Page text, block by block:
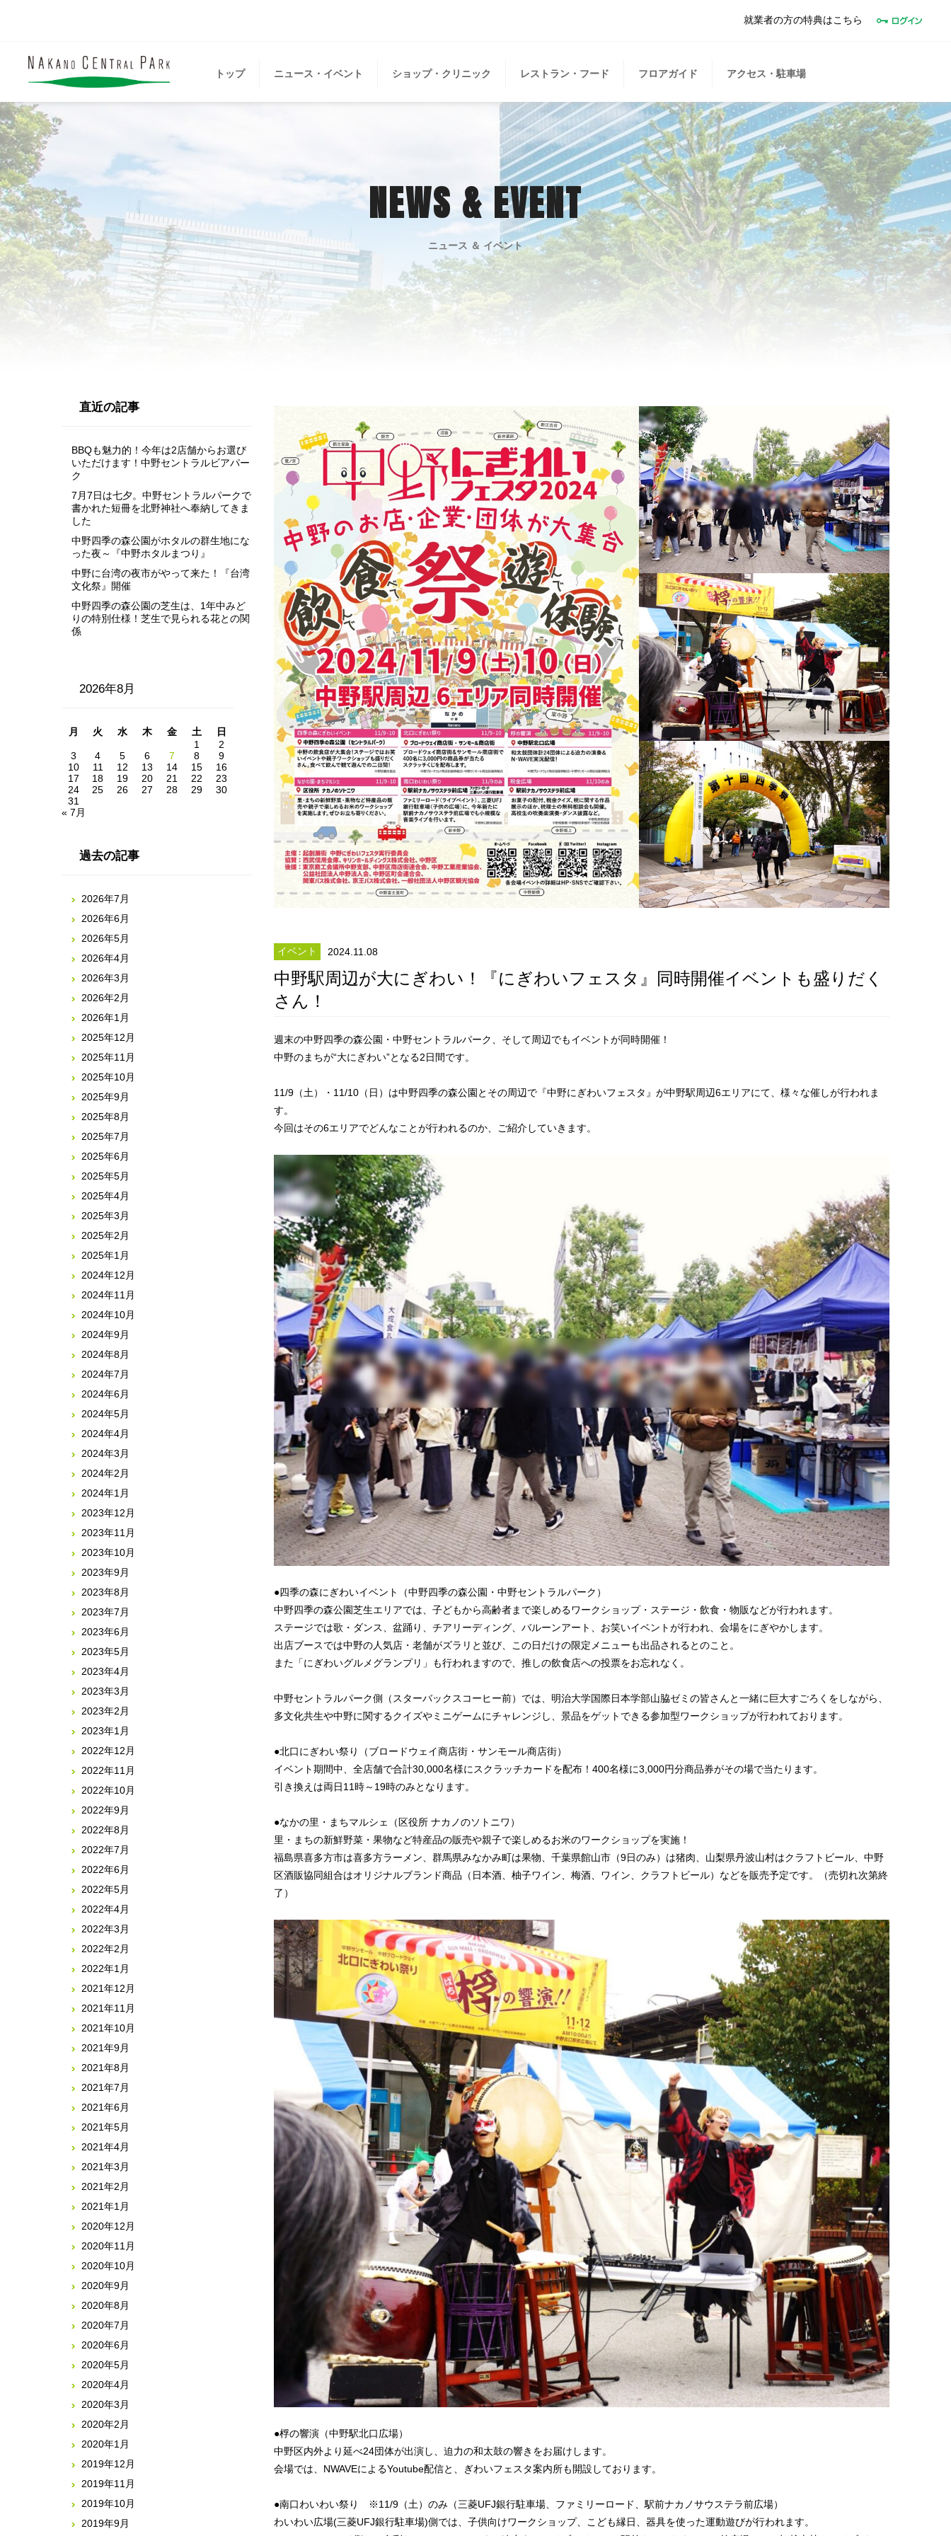
就業者の方の特典はこちら
トップ ニュース・イベント ショップ・クリニック レストラン・フード フロアガイド アクセス・駐車場
NEWS & EVENT
ニュース ＆ イベント
イベント 2024.11.08
中野駅周辺が大にぎわい！『にぎわいフェスタ』同時開催イベントも盛りだく
さん！
週末の中野四季の森公園・中野セントラルパーク、そして周辺でもイベントが同時開催！
中野のまちが“大にぎわい”となる2日間です。
11/9（土）・11/10（日）は中野四季の森公園とその周辺で『中野にぎわいフェスタ』が中野駅周辺6エリアにて、様々な催しが行われま
す。
今回はその6エリアでどんなことが行われるのか、ご紹介していきます。
●四季の森にぎわいイベント（中野四季の森公園・中野セントラルパーク）
中野四季の森公園芝生エリアでは、子どもから高齢者まで楽しめるワークショップ・ステージ・飲食・物販などが行われます。
ステージでは歌・ダンス、盆踊り、チアリーディング、バルーンアート、お笑いイベントが行われ、会場をにぎやかします。
出店ブースでは中野の人気店・老舗がズラリと並び、この日だけの限定メニューも出品されるとのこと。
また「にぎわいグルメグランプリ」も行われますので、推しの飲食店への投票をお忘れなく。
中野セントラルパーク側（スターバックスコーヒー前）では、明治大学国際日本学部山脇ゼミの皆さんと一緒に巨大すごろくをしながら、
多文化共生や中野に関するクイズやミニゲームにチャレンジし、景品をゲットできる参加型ワークショップが行われております。
●北口にぎわい祭り（ブロードウェイ商店街・サンモール商店街）
イベント期間中、全店舗で合計30,000名様にスクラッチカードを配布！400名様に3,000円分商品券がその場で当たります。
引き換えは両日11時～19時のみとなります。
●なかの里・まちマルシェ（区役所 ナカノのソトニワ）
里・まちの新鮮野菜・果物など特産品の販売や親子で楽しめるお米のワークショップを実施！
福島県喜多方市は喜多方ラーメン、群馬県みなかみ町は果物、千葉県館山市（9日のみ）は猪肉、山梨県丹波山村はクラフトビール、中野
区酒販協同組合はオリジナルブランド商品（日本酒、柚子ワイン、梅酒、ワイン、クラフトビール）などを販売予定です。（売切れ次第終
了）
●桴の響演（中野駅北口広場）
中野区内外より延べ24団体が出演し、迫力の和太鼓の響きをお届けします。
会場では、NWAVEによるYoutube配信と、ぎわいフェスタ案内所も開設しております。
●南口わいわい祭り ※11/9（土）のみ（三菱UFJ銀行駐車場、ファミリーロード、駅前ナカノサウステラ前広場）
わいわい広場(三菱UFJ銀行駐車場)側では、子供向けワークショップ、こども縁日、器具を使った運動遊びが行われます。
直近の記事
BBQも魅力的！今年は2店舗からお選び
いただけます！中野セントラルビアパー
ク
7月7日は七夕。中野セントラルパークで
書かれた短冊を北野神社へ奉納してきま
した
中野四季の森公園がホタルの群生地にな
った夜～『中野ホタルまつり』
中野に台湾の夜市がやって来た！『台湾
文化祭』開催
中野四季の森公園の芝生は、1年中みど
りの特別仕様！芝生で見られる花との関
係
2026年8月
月 火 水 木 金 土
日
1
2
3
4 5 6 7 8
9
10
11 12 13 14 15
16
17
18 19 20 21 22
23
24
25 26 27 28 29
30
31
« 7月
過去の記事
2026年7月
2026年6月
2026年5月
2026年4月
2026年3月
2026年2月
2026年1月
2025年12月
2025年11月
2025年10月
2025年9月
2025年8月
2025年7月
2025年6月
2025年5月
2025年4月
2025年3月
2025年2月
2025年1月
2024年12月
2024年11月
2024年10月
2024年9月
2024年8月
2024年7月
2024年6月
2024年5月
2024年4月
2024年3月
2024年2月
2024年1月
2023年12月
2023年11月
2023年10月
2023年9月
2023年8月
2023年7月
2023年6月
2023年5月
2023年4月
2023年3月
2023年2月
2023年1月
2022年12月
2022年11月
2022年10月
2022年9月
2022年8月
2022年7月
2022年6月
2022年5月
2022年4月
2022年3月
2022年2月
2022年1月
2021年12月
2021年11月
2021年10月
2021年9月
2021年8月
2021年7月
2021年6月
2021年5月
2021年4月
2021年3月
2021年2月
2021年1月
2020年12月
2020年11月
2020年10月
2020年9月
2020年8月
2020年7月
2020年6月
2020年5月
2020年4月
2020年3月
2020年2月
2020年1月
2019年12月
2019年11月
2019年10月
2019年9月